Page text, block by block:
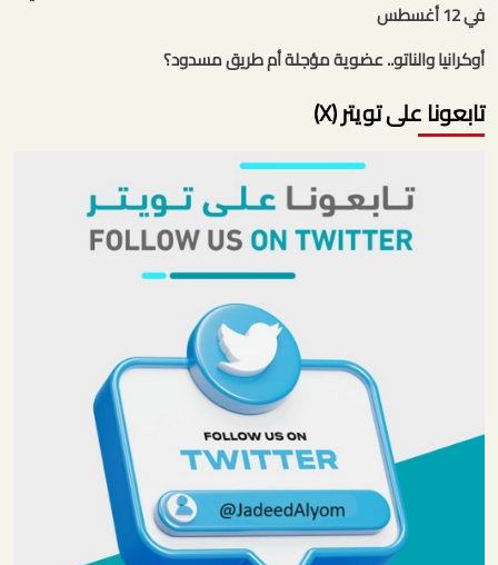
في 12 أغسطس
أوكرانيا والناتو.. عضوية مؤجلة أم طريق مسدود؟
تابعونا على تويتر (X)